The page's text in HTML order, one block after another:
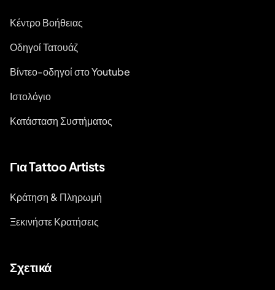
Κέντρο Βοήθειας
Οδηγοί Τατουάζ
Βίντεο-οδηγοί στο Youtube
Ιστολόγιο
Κατάσταση Συστήματος
Για Tattoo Artists
Κράτηση & Πληρωμή
Ξεκινήστε Κρατήσεις
Σχετικά